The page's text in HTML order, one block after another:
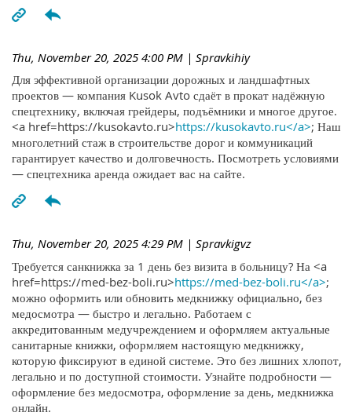
Thu, November 20, 2025 4:00 PM | Spravkihiy
Для эффективной организации дорожных и ландшафтных
проектов — компания Kusok Avto сдаёт в прокат надёжную
спецтехнику, включая грейдеры, подъёмники и многое другое.
<a href=https://kusokavto.ru>https://kusokavto.ru</a>; Наш
многолетний стаж в строительстве дорог и коммуникаций
гарантирует качество и долговечность. Посмотреть условиями
— спецтехника аренда ожидает вас на сайте.
Thu, November 20, 2025 4:29 PM | Spravkigvz
Требуется санкнижка за 1 день без визита в больницу? На <a
href=https://med-bez-boli.ru>https://med-bez-boli.ru</a>;
можно оформить или обновить медкнижку официально, без
медосмотра — быстро и легально. Работаем с
аккредитованным медучреждением и оформляем актуальные
санитарные книжки, оформляем настоящую медкнижку,
которую фиксируют в единой системе. Это без лишних хлопот,
легально и по доступной стоимости. Узнайте подробности —
оформление без медосмотра, оформление за день, медкнижка
онлайн.